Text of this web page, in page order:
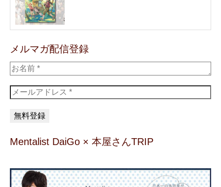
メルマガ配信登録
Mentalist DaiGo × 本屋さんTRIP